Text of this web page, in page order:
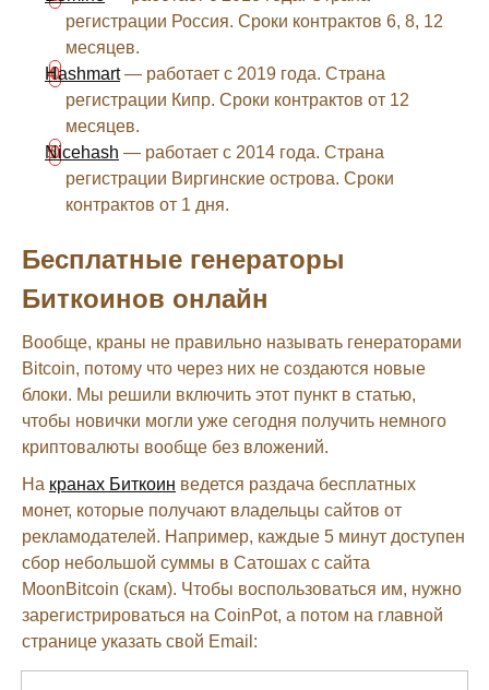
регистрации Россия. Сроки контрактов 6, 8, 12
месяцев.
Hashmart— работает с 2019 года. Страна
регистрации Кипр. Сроки контрактов от 12
месяцев.
Nicehash — работает с 2014 года. Страна
регистрации Виргинские острова. Сроки
контрактов от 1 дня.
Бесплатные генераторы
Биткоинов онлайн
Вообще, краны не правильно называть генераторами
Bitcoin, потому что через них не создаются новые
блоки. Мы решили включить этот пункт в статью,
чтобы новички могли уже сегодня получить немного
криптовалюты вообще без вложений.
На кранах Биткоин ведется раздача бесплатных
монет, которые получают владельцы сайтов от
рекламодателей. Например, каждые 5 минут доступен
сбор небольшой суммы в Сатошах с сайта
MoonBitcoin (скам). Чтобы воспользоваться им, нужно
зарегистрироваться на CoinPot, а потом на главной
странице указать свой Email: